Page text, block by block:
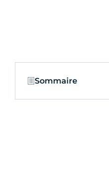
Sommaire